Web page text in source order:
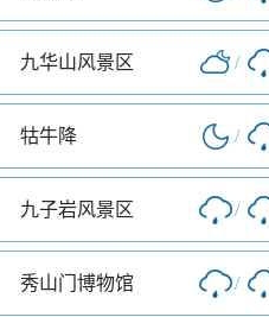
九华山风景区 /
牯牛降 /
九子岩风景区 /
秀山门博物馆 /